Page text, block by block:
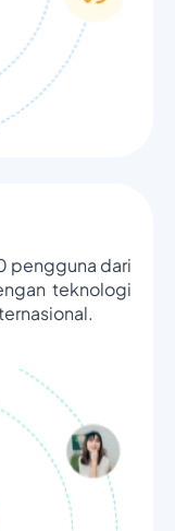
pengguna dari
teknologi